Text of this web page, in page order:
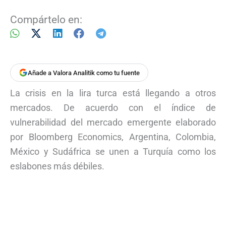
Compártelo en:
Añade a Valora Analitik como tu fuente
La crisis en la lira turca está llegando a otros
mercados. De acuerdo con el índice de
vulnerabilidad del mercado emergente elaborado
por Bloomberg Economics, Argentina, Colombia,
México y Sudáfrica se unen a Turquía como los
eslabones más débiles.